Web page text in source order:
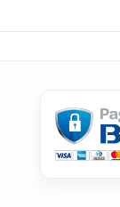
confiable.